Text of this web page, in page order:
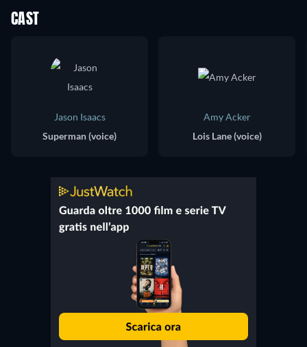
CAST
Jason Isaacs
Superman (voice)
Amy Acker
Lois Lane (voice)